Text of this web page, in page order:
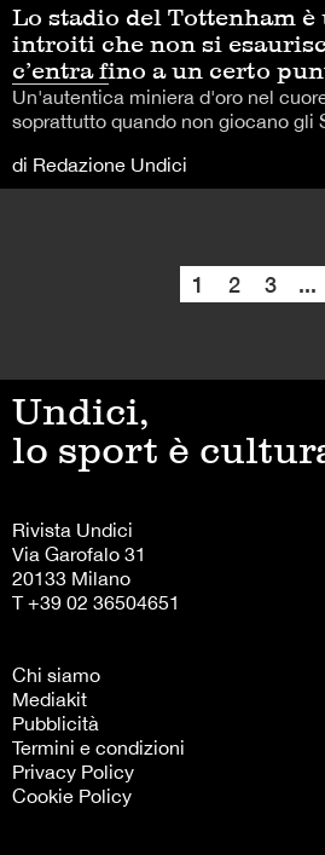
Lo stadio del Tottenham è
introiti che non si
c’entra fino a un certo
Un'autentica miniera d'oro nel
soprattutto quando non giocano gli
di Redazione Undici
1 2 3 ...
Undici,
lo sport è
Rivista Undici
Via Garofalo 31
20133 Milano
T +39 02 36504651
Chi siamo
Mediakit
Pubblicità
Termini e condizioni
Privacy Policy
Cookie Policy